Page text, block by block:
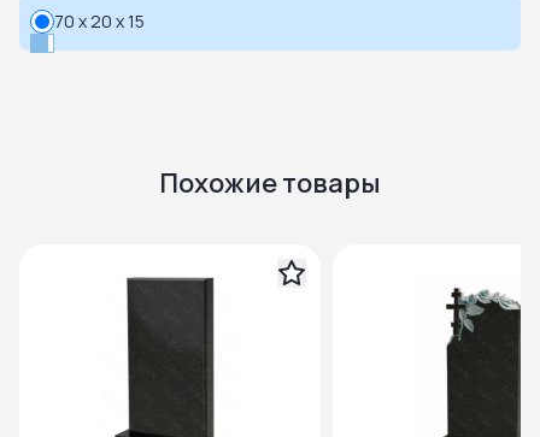
70 x 20 x 15
Похожие товары